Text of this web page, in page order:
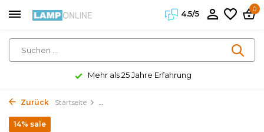
4.5/5
0
Mehr als 25 Jahre Erfahrung
Zurück Startseite ...
14% sale